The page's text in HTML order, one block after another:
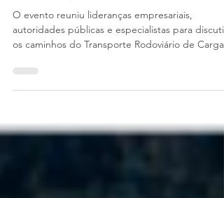
O evento reuniu lideranças empresariais,
autoridades públicas e especialistas para discutir
os caminhos do Transporte Rodoviário de Cargas
logísticas do país.